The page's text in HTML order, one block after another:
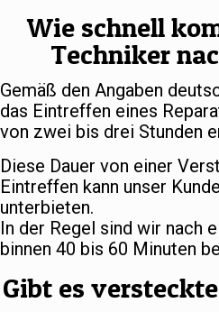
Wie schnell
Techniker
Gemäß den Angaben
das Eintreffen eines
von zwei bis drei Stunden
Diese Dauer von einer
Eintreffen kann unser
unterbieten.
In der Regel sind wir nach
binnen 40 bis 60 Minuten
Gibt es